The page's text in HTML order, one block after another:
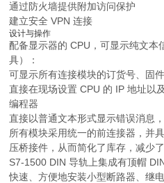
通过防火墙提供附加访问保护
建立安全 VPN 连接
设计与操作
配备显示器的 CPU，可显示纯文本
具）：
可显示所有连接模块的订货号、固
直接在现场设置 CPU 的 IP 地址以
编程器
直接以普通文本形式显示错误消息
所有模块采用统一的前连接器，并
压桥接件，从而简化了库存，减少
S7-1500 DIN 导轨上集成有顶帽
快速、方便地安装小型断路器、继